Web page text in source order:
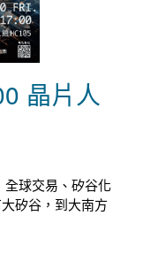
晶片人
全球交易、矽谷化
矽谷，到大南方